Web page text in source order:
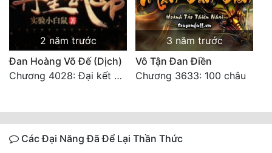
2 năm trước
Đan Hoàng Võ Đế (Dịch)
Chương 4028: Đại kết cục, sau này không gặp lại (2)
3 năm trước
Vô Tận Đan Điền
Chương 3633: 100 châu
Các Đại Năng Đã Để Lại Thần Thức